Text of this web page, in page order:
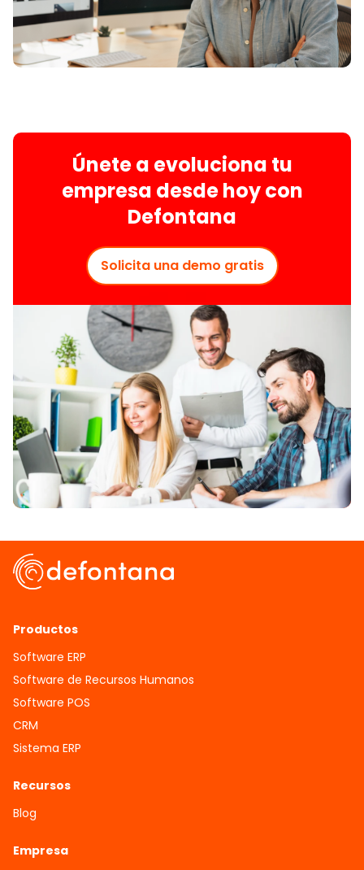
Únete a evoluciona tu
empresa desde hoy con
Defontana
Solicita una demo gratis
Productos
Software ERP
Software de Recursos Humanos
Software POS
CRM
Sistema ERP
Recursos
Blog
Empresa